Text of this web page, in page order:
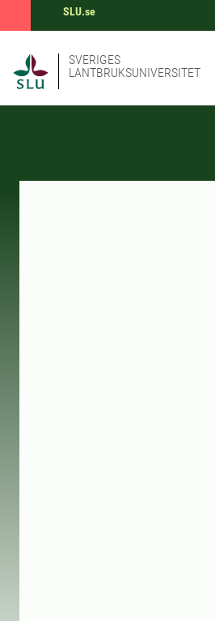
SLU.se
SVERIGES
LANTBRUKSUNIVERSITET